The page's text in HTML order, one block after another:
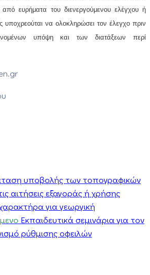
από ευρήματα του διενεργούμενου ελέγχου ή
υποχρεούται να ολοκληρώσει τον έλεγχο πριν
υπόψη και των διατάξεων περί
υποβολής των τοπογραφικών
αιτήσεις εξαγοράς ή χρήσης
για γεωργική
Εκπαιδευτικά σεμινάρια για τον
ρύθμισης οφειλών